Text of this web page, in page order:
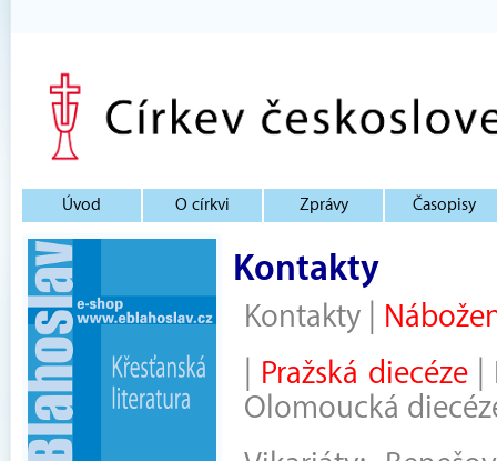
Úvod O církvi Zprávy Časopisy
Kontakty
Kontakty
Pražská diecéze|
Olomoucká